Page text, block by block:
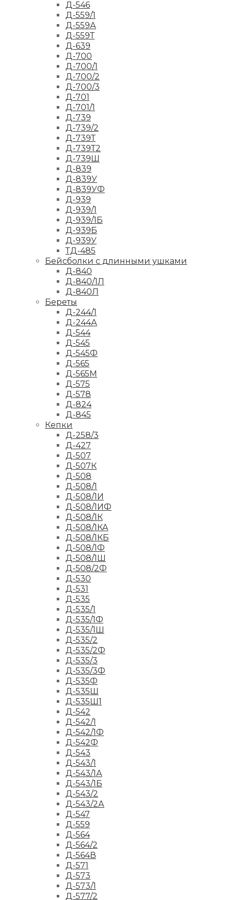
Д-546
Д-559/1
Д-559А
Д-559Т
Д-639
Д-700
Д-700/1
Д-700/2
Д-700/3
Д-701
Д-701/1
Д-739
Д-739/2
Д-739Т
Д-739Т2
Д-739Ш
Д-839
Д-839У
Д-839УФ
Д-939
Д-939/1
Д-939/1Б
Д-939Б
Д-939У
ТД-485
Бейсболки с длинными ушками
Д-840
Д-840/1Л
Д-840Л
Береты
Д-244/1
Д-244А
Д-544
Д-545
Д-545Ф
Д-565
Д-565М
Д-575
Д-578
Д-824
Д-845
Кепки
Д-258/3
Д-427
Д-507
Д-507К
Д-508
Д-508/1
Д-508/1И
Д-508/1ИФ
Д-508/1К
Д-508/1КА
Д-508/1КБ
Д-508/1Ф
Д-508/1Ш
Д-508/2Ф
Д-530
Д-531
Д-535
Д-535/1
Д-535/1Ф
Д-535/1Ш
Д-535/2
Д-535/2Ф
Д-535/3
Д-535/3Ф
Д-535Ф
Д-535Ш
Д-535Ш1
Д-542
Д-542/1
Д-542/1Ф
Д-542Ф
Д-543
Д-543/1
Д-543/1А
Д-543/1Б
Д-543/2
Д-543/2А
Д-547
Д-559
Д-564
Д-564/2
Д-564В
Д-571
Д-573
Д-573/1
Д-577/2